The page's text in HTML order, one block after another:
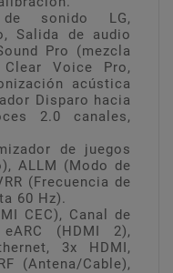
de sonido LG,
Salida de audio
Pro (mezcla
Voice Pro,
acústica
Disparo hacia
2.0 canales,
de juegos
ALLM (Modo de
(Frecuencia de
60 Hz).
CEC), Canal de
(HDMI 2),
3x HDMI,
(Antena/Cable),